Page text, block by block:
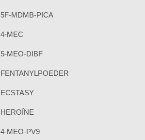
5F-MDMB-PICA
4-MEC
5-MEO-DIBF
FENTANYLPOEDER
ECSTASY
HEROÏNE
4-MEO-PV9